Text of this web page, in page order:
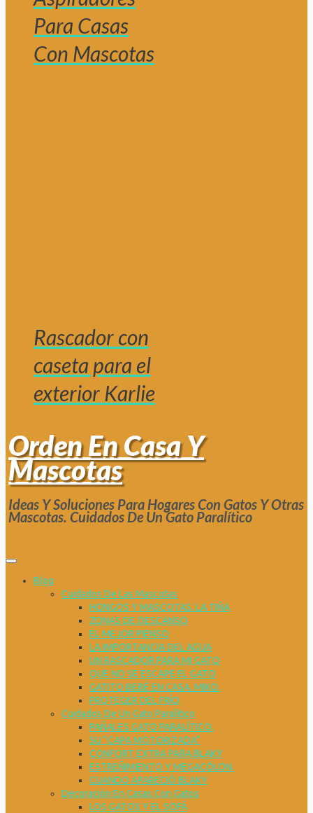
Para Casas
Con Mascotas
Rascador con
caseta para el
exterior Karlie
Orden En Casa Y
Mascotas
Ideas Y Soluciones Para Hogares Con Gatos Y Otras
Mascotas. Cuidados De Un Gato Paralítico
Blog
Cuidados De Las Mascotas
HONGOS Y MASCOTAS. LA TIÑA
ZONAS DE DESCANSO
EL MEJOR PIENSO
LA IMPORTANCIA DEL AGUA
UN RASCADOR PARA MI GATO
QUE NO SE ESCAPE EL GATO
GATITO BEBÉ EN CASA. MIKO.
PROTEGER DEL FRÍO
Cuidados De Un Gato Paralítico
PAÑALES GATO PARALÍTICO.
SU “CAPA MOTORIZADA”
CONFORT EXTRA PARA BLAKY
ESTREÑIMIENTO Y MEGACÓLON.
CUANDO APARECIÓ BLAKY
Decoración En Casas Con Gatos
LOS GATOS Y EL SOFÁ